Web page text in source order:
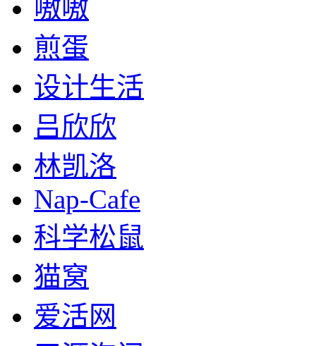
嗷嗷
煎蛋
设计生活
吕欣欣
林凯洛
Nap-Cafe
科学松鼠
猫窝
爱活网